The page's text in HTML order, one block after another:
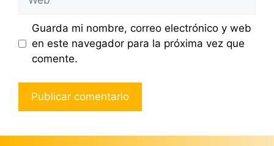
Guarda mi nombre, correo electrónico y web
en este navegador para la próxima vez que
comente.